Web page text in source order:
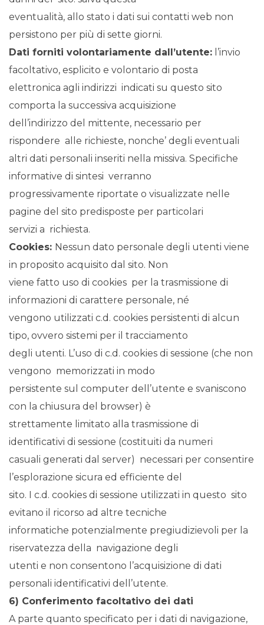
eventualità, allo stato i dati sui contatti web non
persistono per più di sette giorni.
Dati forniti volontariamente dall’utente: l’invio
facoltativo, esplicito e volontario di posta
elettronica agli indirizzi indicati su questo sito
comporta la successiva acquisizione
dell’indirizzo del mittente, necessario per
rispondere alle richieste, nonche’ degli eventuali
altri dati personali inseriti nella missiva. Specifiche
informative di sintesi verranno
progressivamente riportate o visualizzate nelle
pagine del sito predisposte per particolari
servizi a richiesta.
Cookies: Nessun dato personale degli utenti viene
in proposito acquisito dal sito. Non
viene fatto uso di cookies per la trasmissione di
informazioni di carattere personale, né
vengono utilizzati c.d. cookies persistenti di alcun
tipo, ovvero sistemi per il tracciamento
degli utenti. L’uso di c.d. cookies di sessione (che non
vengono memorizzati in modo
persistente sul computer dell’utente e svaniscono
con la chiusura del browser) è
strettamente limitato alla trasmissione di
identificativi di sessione (costituiti da numeri
casuali generati dal server) necessari per consentire
l’esplorazione sicura ed efficiente del
sito. I c.d. cookies di sessione utilizzati in questo sito
evitano il ricorso ad altre tecniche
informatiche potenzialmente pregiudizievoli per la
riservatezza della navigazione degli
utenti e non consentono l’acquisizione di dati
personali identificativi dell’utente.
6) Conferimento facoltativo dei dati
A parte quanto specificato per i dati di navigazione,